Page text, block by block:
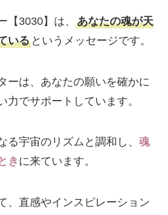
【3030】は、あなたの魂が天
いる というメッセージです。
ーは、あなたの願いを確かに
力でサポートしています。
る宇宙のリズムと調和し、魂
き に来ています。
、直感やインスピレーション